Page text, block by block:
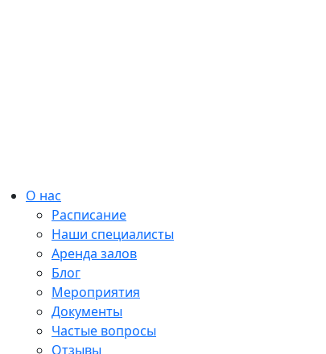
О нас
Расписание
Наши специалисты
Аренда залов
Блог
Мероприятия
Документы
Частые вопросы
Отзывы